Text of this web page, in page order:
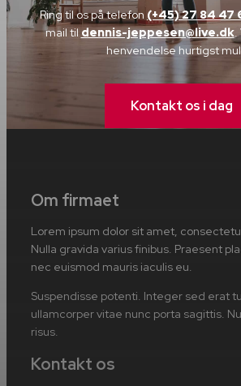
Ring til os på telefon (+45) 27 84 47
mail til dennis-jeppesen@live.dk.
henvendelse hurtigst
Kontakt os i dag
Om firmaet
Lorem ipsum dolor sit amet,
Nulla gravida varius finibus. Praesent
nec euismod mauris iaculis eu.
Suspendisse potenti. Integer sed erat
ullamcorper vitae nunc porta sagittis.
risus.
Kontakt os